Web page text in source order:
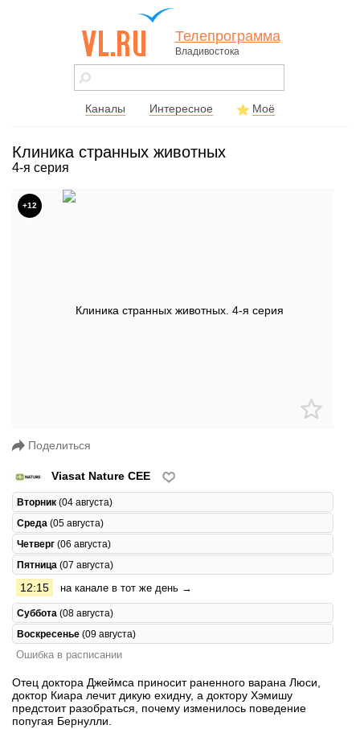
vl.ru - сайт
города
Телепрограмма
Владивостока
Каналы Интересное Моё
Клиника странных животных
4-я серия
+12
Поделиться
Viasat Nature CEE
Вторник (04 августа)
Среда (05 августа)
Четверг (06 августа)
Пятница (07 августа)
12:15 на канале в тот же день →
Суббота (08 августа)
Воскресенье (09 августа)
Ошибка в расписании
Отец доктора Джеймса приносит раненного варана Люси,
доктор Киара лечит дикую ехидну, а доктору Хэмишу
предстоит разобраться, почему изменилось поведение
попугая Бернулли.